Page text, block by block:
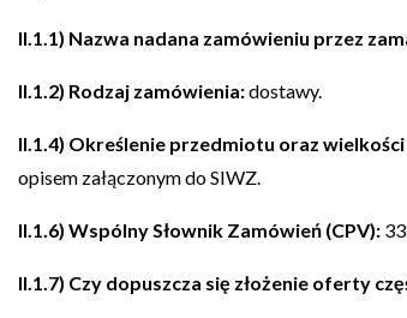
II.1.1) Nazwa nadana zamówieniu przez
II.1.2) Rodzaj zamówienia:dostawy.
II.1.4) Określenie przedmiotu oraz
opisem załączonym do SIWZ.
II.1.6) Wspólny Słownik Zamówień (CPV):
II.1.7) Czy dopuszcza się złożenie oferty